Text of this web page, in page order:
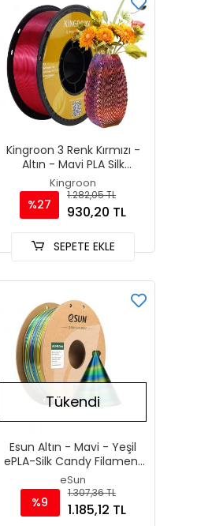
Kingroon 3 Renk Kırmızı -
Altın - Mavi PLA Silk
Filament 1.75 mm 1000gr
Kingroon
%27
1.282,05 TL
930,20 TL
SEPETE EKLE
Tükendi
Esun Altın - Mavi - Yeşil
ePLA-Silk Candy Filament
1.75 mm 1000gr
eSun
%9
1.307,36 TL
1.185,12 TL